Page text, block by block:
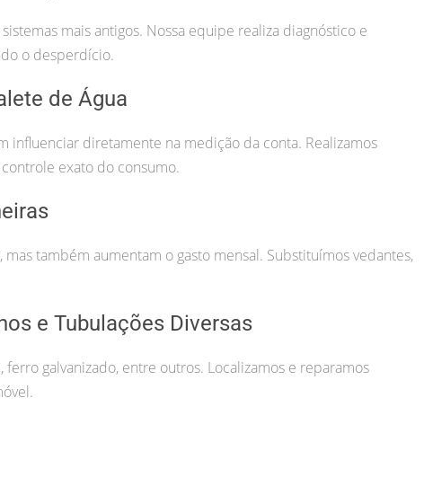
mais antigos. Nossa equipe realiza diagnóstico e
o desperdício.
de Água
influenciar diretamente na medição da conta. Realizamos
exato do consumo.
também aumentam o gasto mensal. Substituímos vedantes,
e Tubulações Diversas
galvanizado, entre outros. Localizamos e reparamos